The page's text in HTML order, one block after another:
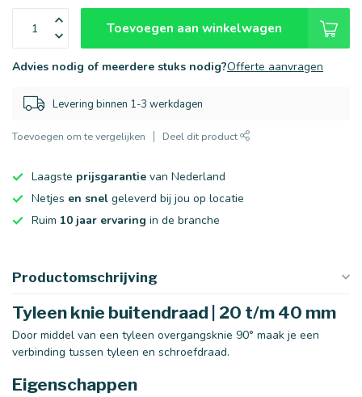
Toevoegen aan winkelwagen
Advies nodig of meerdere stuks nodig?Offerte aanvragen
Levering binnen 1-3 werkdagen
Toevoegen om te vergelijken Deel dit product
Laagste prijsgarantie van Nederland
Netjes en snel geleverd bij jou op locatie
Ruim 10 jaar ervaring in de branche
Productomschrijving
Tyleen knie buitendraad | 20 t/m 40 mm
Door middel van een tyleen overgangsknie 90° maak je een
verbinding tussen tyleen en schroefdraad.
Eigenschappen